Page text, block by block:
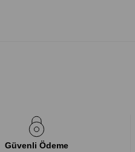
Güvenli Ödeme